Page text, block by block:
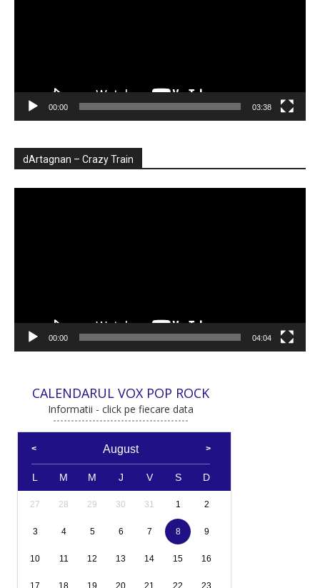
00:00 03:38
dArtagnan – Crazy Train
00:00 04:04
CALENDARUL VOX POP ROCK
Informatii - click pe fiecare data
August
L M M J V S D
27 28 29 30 31 1 2
3 4 5 6 7 8 9
10 11 12 13 14 15 16
17 18 19 20 21 22 23